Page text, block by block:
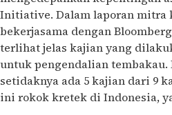
Initiative. Dalam laporan mitra
bekerjasama dengan
terlihat jelas kajian yang
untuk pengendalian tembakau.
setidaknya ada 5 kajian dari 9
ini rokok kretek di Indonesia,